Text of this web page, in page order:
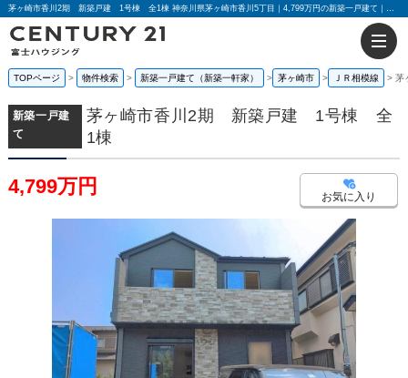
茅ヶ崎市香川2期 新築戸建 1号棟 全1棟 神奈川県茅ヶ崎市香川5丁目｜4,799万円の新築一戸建て｜センチュリー21富士ハウジング
TOPページ 物件検索 新築一戸建て（新築一軒家） 茅ヶ崎市 ＪＲ相模線 茅
新築一戸建
て
茅ヶ崎市香川2期 新築戸建 1号棟 全
1棟
4,799万円 お気に入り